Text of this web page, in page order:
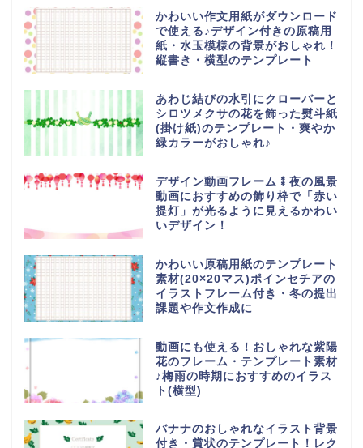
かわいい作文用紙がダウンロード
で使える♪デザイン付きの原稿用
紙・水玉模様の背景がおしゃれ！
縦書き・横型のテンプレート
あわじ結びの水引にクローバーと
シロツメクサの花を飾った熨斗紙
(掛け紙)のテンプレート・爽やか
緑カラーがおしゃれ♪
デザイン動画フレーム⁑夜の風景
動画におすすめの飾り枠で「赤い
提灯」が光るように見えるかわい
いデザイン！
かわいい原稿用紙のテンプレート
素材(20×20マス)ポインセチアの
イラストフレーム付き・冬の提出
課題や作文作成に
動画にも使える！おしゃれな紫陽
花のフレーム・テンプレート素材
♪梅雨の時期におすすめのイラス
ト(横型)
バナナのおしゃれなイラスト背景
付き・賞状のテンプレート！レク